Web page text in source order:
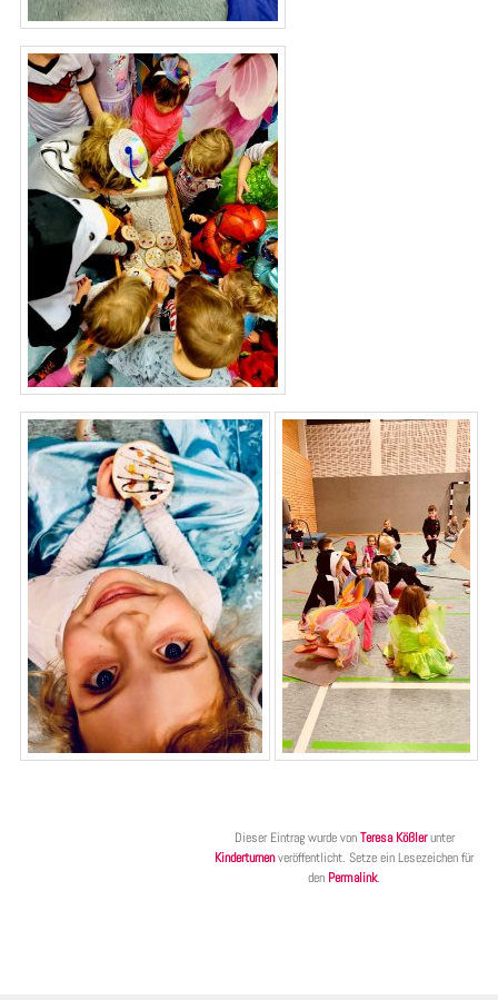
Dieser Eintrag wurde vonTeresa Kößlerunter
Kinderturnenveröffentlicht. Setze ein Lesezeichen für
den Permalink.